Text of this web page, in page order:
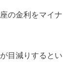
の金利をマイナ
目減りするとい